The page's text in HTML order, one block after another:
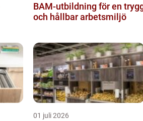
BAM-utbildning för en
och hållbar arbetsmiljö
01 juli 2026